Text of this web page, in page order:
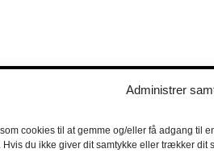
Administrer
cookies til at gemme og/eller få adgang
du ikke giver dit samtykke eller trækker